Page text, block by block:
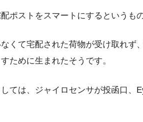
ポストをスマートにするというもの
くて宅配された荷物が受け取れ
ために生まれたそうです。
ては、ジャイロセンサが投函口、